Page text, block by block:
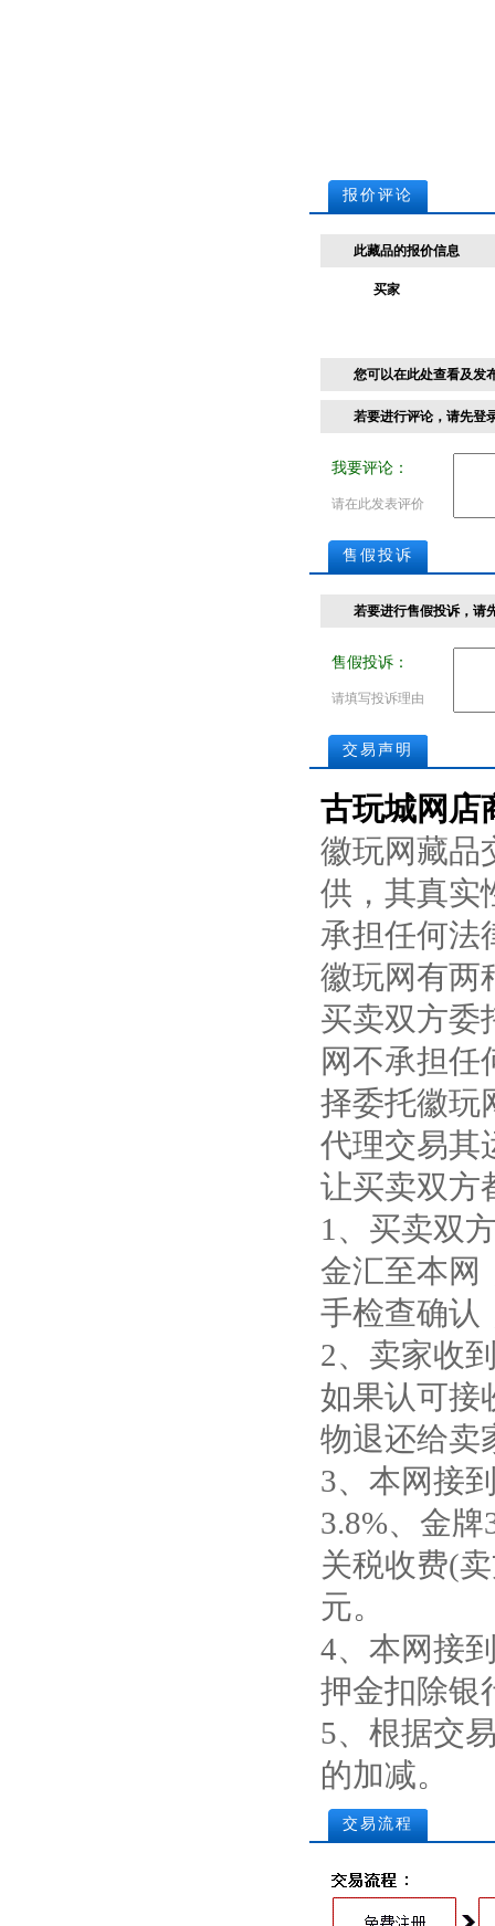
报价评论
此藏品的报价信息
买家
您可以在此处查看及发
若要进行评论，请先登
我要评论：
请在此发表评价
售假投诉
若要进行售假投诉，请
售假投诉：
请填写投诉理由
交易声明
古玩城网店
徽玩网藏品
供，其真实
承担任何法
徽玩网有两
买卖双方委
网不承担任
择委托徽玩
代理交易其
让买卖双方
1、买卖双
金汇至本网
手检查确认
2、卖家收
如果认可接
物退还给卖
3、本网接
3.8%、金
关税收费(
元。
4、本网接
押金扣除银
5、根据交
的加减。
交易流程